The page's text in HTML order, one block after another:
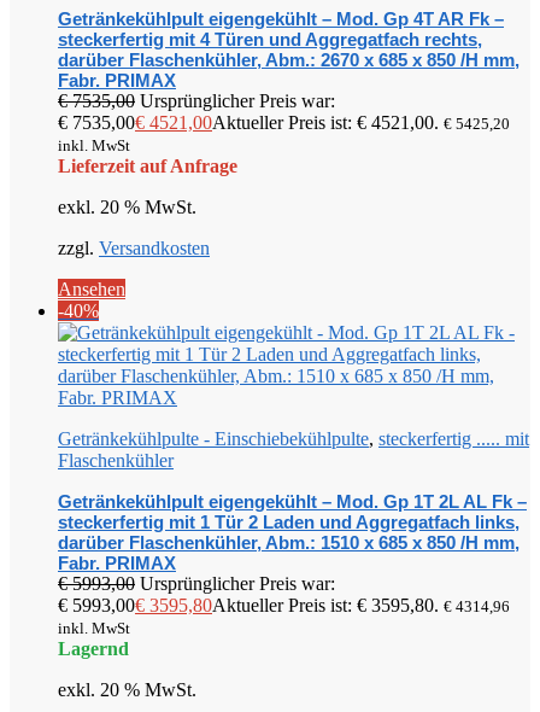
Getränkekühlpult eigengekühlt – Mod. Gp 4T AR Fk –
steckerfertig mit 4 Türen und Aggregatfach rechts,
darüber Flaschenkühler, Abm.: 2670 x 685 x 850 /H mm,
Fabr. PRIMAX
€7535,00 Ursprünglicher Preis war:
€ 7535,00€ 4521,00Aktueller Preis ist: € 4521,00. € 5425,20
inkl. MwSt
Lieferzeit auf Anfrage
exkl. 20 % MwSt.
zzgl. Versandkosten
Ansehen
-40%
Getränkekühlpulte - Einschiebekühlpulte, steckerfertig ..... mit
Flaschenkühler
Getränkekühlpult eigengekühlt – Mod. Gp 1T 2L AL Fk –
steckerfertig mit 1 Tür 2 Laden und Aggregatfach links,
darüber Flaschenkühler, Abm.: 1510 x 685 x 850 /H mm,
Fabr. PRIMAX
€5993,00 Ursprünglicher Preis war:
€ 5993,00€ 3595,80Aktueller Preis ist: € 3595,80. € 4314,96
inkl. MwSt
Lagernd
exkl. 20 % MwSt.